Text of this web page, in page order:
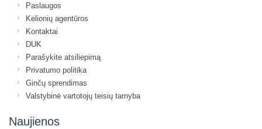
Paslaugos
Kelionių agentūros
Kontaktai
DUK
Parašykite atsiliepimą
Privatumo politika
Ginčų sprendimas
Valstybinė vartotojų teisių tarnyba
Naujienos